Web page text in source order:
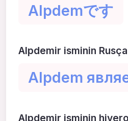
Alpdemです
Alpdemir isminin Rusça
Alpdem
Alpdemir isminin